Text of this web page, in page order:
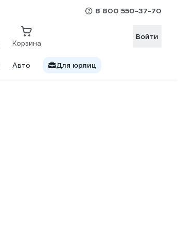
8 800 550-37-70
Корзина
Войти
Авто Для юрлиц